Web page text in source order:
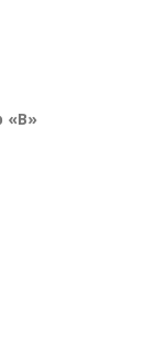
«B»